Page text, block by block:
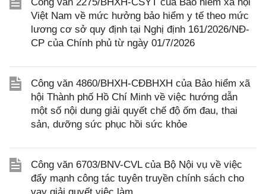
Việt Nam về mức hưởng bảo hiểm y tế theo mức
lương cơ sở quy định tại Nghị định 161/2026/NĐ-
CP của Chính phủ từ ngày 01/7/2026
Công văn 4860/BHXH-CĐBHXH của Bảo hiểm xã
hội Thành phố Hồ Chí Minh về việc hướng dẫn
một số nội dung giải quyết chế độ ốm đau, thai
sản, dưỡng sức phục hồi sức khỏe
Công văn 6703/BNV-CVL của Bộ Nội vụ về việc
đẩy mạnh công tác tuyên truyền chính sách cho